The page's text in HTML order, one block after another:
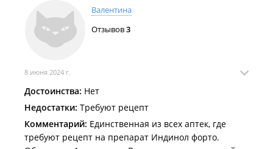
ответила: встаньте в очередь! Да, отпускаем. Я
вернулась в очередь,и на мое счастье, я попала в 3
окно,где со мной работала вежливая провизор. За
что я ей благодарна.
Валентина
Отзывов3
8 июня 2024 г.
Достоинства: Нет
Недостатки: Требуют рецепт
Комментарий: Единственная из всех аптек, где
требуют рецепт на препарат Индинол форто.